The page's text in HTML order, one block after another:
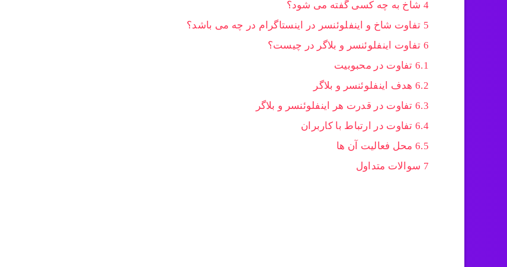
4 شاخ به چه کسی گفته می شود؟
5 تفاوت شاخ و اینفلوئنسر در اینستاگرام در چه می باشد؟
6 تفاوت اینفلوئنسر و بلاگر در چیست؟
6.1 تفاوت در محبوبیت
6.2 هدف اینفلوئنسر و بلاگر
6.3 تفاوت در قدرت هر اینفلوئنسر و بلاگر
6.4 تفاوت در ارتباط با کاربران
6.5 محل فعالیت آن ها
7 سوالات متداول